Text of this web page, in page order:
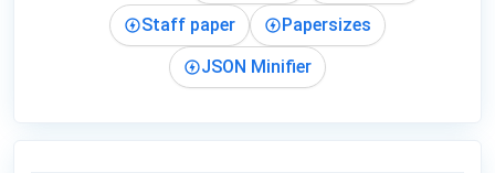
Staff paper
Papersizes
JSON Minifier